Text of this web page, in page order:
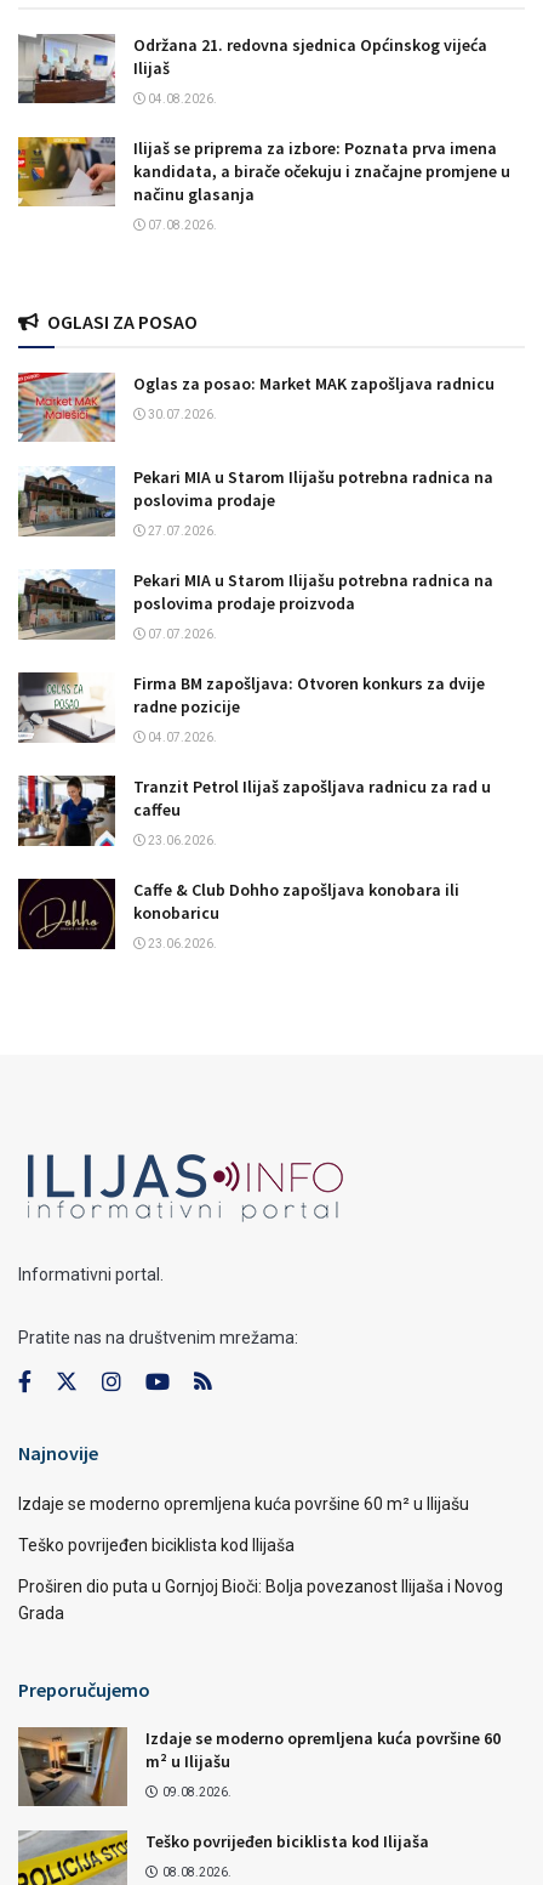
Održana 21. redovna sjednica Općinskog vijeća
Ilijaš
04.08.2026.
Ilijaš se priprema za izbore: Poznata prva imena
kandidata, a birače očekuju i značajne promjene u
načinu glasanja
07.08.2026.
OGLASI ZA POSAO
Oglas za posao: Market MAK zapošljava radnicu
30.07.2026.
Pekari MIA u Starom Ilijašu potrebna radnica na
poslovima prodaje
27.07.2026.
Pekari MIA u Starom Ilijašu potrebna radnica na
poslovima prodaje proizvoda
07.07.2026.
Firma BM zapošljava: Otvoren konkurs za dvije
radne pozicije
04.07.2026.
Tranzit Petrol Ilijaš zapošljava radnicu za rad u
caffeu
23.06.2026.
Caffe & Club Dohho zapošljava konobara ili
konobaricu
23.06.2026.
Informativni portal.
Pratite nas na društvenim mrežama:
Najnovije
Izdaje se moderno opremljena kuća površine 60 m² u Ilijašu
Teško povrijeđen biciklista kod Ilijaša
Proširen dio puta u Gornjoj Bioči: Bolja povezanost Ilijaša i Novog
Grada
Preporučujemo
Izdaje se moderno opremljena kuća površine 60
m² u Ilijašu
09.08.2026.
Teško povrijeđen biciklista kod Ilijaša
08.08.2026.